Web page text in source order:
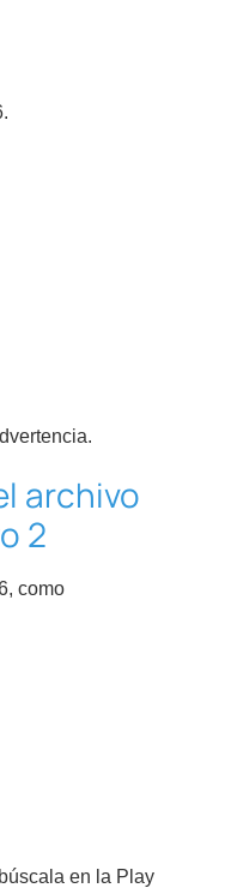
archivo
2
como
en la Play